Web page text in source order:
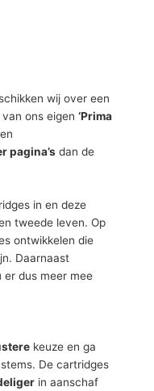
wij over een
ons eigen ‘Prima
pagina’s dan de
in en deze
tweede leven. Op
ontwikkelen die
Daarnaast
er dus meer mee
keuze en ga
De cartridges
in aanschaf